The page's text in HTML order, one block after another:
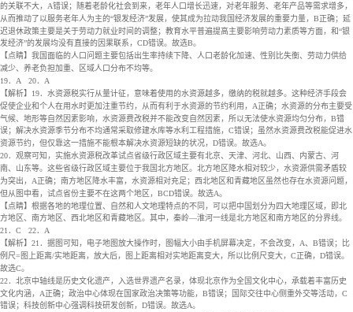
的关联不大，A错误；随着老龄化社会到来，老年人口增长迅速，对老年服务、老年产品等需求增多，
从而推动了以服务老年人为主的“银发经济”发展，使其成为拉动我国经济发展的重要力量，B正确；延
迟退休政策主要是关于劳动力就业时间的调整；教育水平普遍提高主要影响劳动力素质等方面，和“银
发经济”的发展均没有直接的因果联系，CD错误。故选B。
【点睛】我国面临的人口问题主要包括出生率持续下降、人口老龄化加速、性别比失衡、劳动力供给
减少、养老负担加重、区域人口分布不均等。
19．A
20．A
【解析】19．水资源税实行从量计征，意味着使用的水资源越多，缴纳的税就越多。这种经济手段会
促使企业和个人在用水时更加注重节约，从而有利于水资源的节约利用，A正确；水资源的分布主要受
气候、地形等自然因素影响，水资源费改税并不能改变自然因素，所以无法使水资源均匀分布，B错
误；解决水资源季节分布不均通常采取修建水库等水利工程措施，C错误；虽然水资源费改税能促进水
资源节约，但仅靠这一措施不能根本解决水资源短缺的状况，D错误。故选A。
20．观察可知，实施水资源税改革试点省级行政区域主要有北京、天津、河北、山西、内蒙古、河
南、山东等。这些省级行政区域主要位于我国北方地区。北方地区降水相对较少，水资源供需矛盾较
为突出，A正确；南方地区降水丰富，水资源相对充足；西北地区和青藏地区虽然也存在水资源问题，
但从图中看，试点省份主要不在这两个地区，BCD错误。故选A。
【点睛】根据各地的地理位置、自然和人文地理特点的不同，可以把中国划分为四大地理区域，即北
方地区、南方地区、西北地区和青藏地区。其中，秦岭—淮河一线是北方地区和南方地区的分界线。
21．C
22．A
【解析】21．据图可知，电子地图放大操作时，图幅大小由手机屏幕决定，不会改变，A、B错误；比
例尺=图上距离/实地距离，放大后，图上距离相对实地距离变大，所以比例尺变大，C正确，D错误。
故选C。
22．北京中轴线是历史文化遗产，入选世界遗产名录，体现北京作为全国文化中心，承载着丰富历史
文化内涵，A正确；政治中心体现在国家政治决策等功能，B错误；国际交往中心侧重外交等活动，C
错误；科技创新中心强调科技研发创新，D错误。故选A。